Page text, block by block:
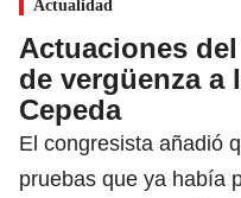
Actualidad
Actuaciones
de vergüenza a
Cepeda
El congresista añadió
pruebas que ya había